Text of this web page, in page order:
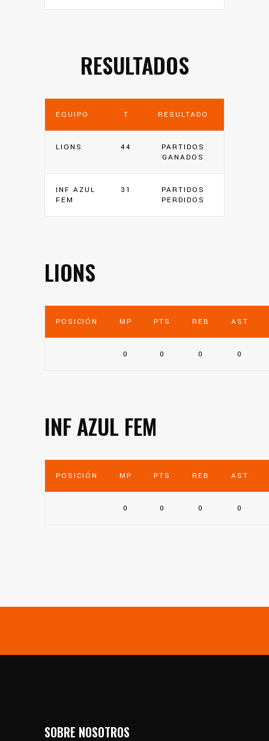
RESULTADOS
EQUIPO T RESULTADO
LIONS 44
PARTIDOS
GANADOS
INF AZUL
FEM
31
PARTIDOS
PERDIDOS
LIONS
POSICIÓN MP PTS REB AST
0 0 0 0
INF AZUL FEM
POSICIÓN MP PTS REB AST
0 0 0 0
SOBRE NOSOTROS